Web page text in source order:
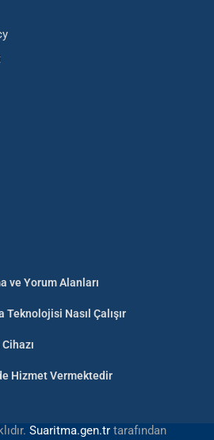
ve Yorum Alanları
Teknolojisi Nasıl Çalışır
Hizmet Vermektedir
Suaritma.gen.tr tarafından